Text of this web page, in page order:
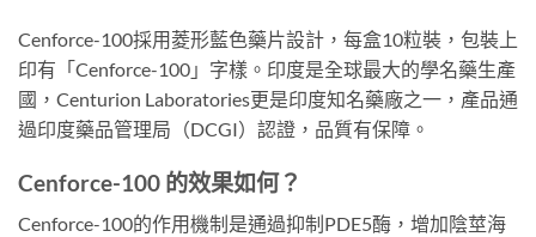
Cenforce-100採用菱形藍色藥片設計，每盒10粒裝，包裝上
印有「Cenforce-100」字樣。印度是全球最大的學名藥生產
國，Centurion Laboratories更是印度知名藥廠之一，產品通
過印度藥品管理局（DCGI）認證，品質有保障。
Cenforce-100 的效果如何？
Cenforce-100的作用機制是通過抑制PDE5酶，增加陰莖海